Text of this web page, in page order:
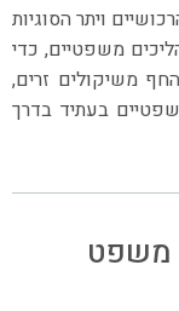
ויתר הסוגיות
משפטיים, כדי
משיקולים זרים,
בעתיד בדרך
משפט